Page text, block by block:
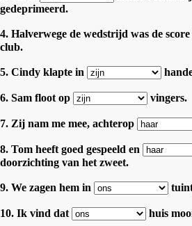
gedeprimeerd.
4. Halverwege de wedstrijd was de
club.
5. Cindy klapte in
6. Sam floot op vingers.
7. Zij nam me mee, achterop
8. Tom heeft goed gespeeld en
doorzichting van het zweet.
9. We zagen hem in
10. Ik vind dat huis